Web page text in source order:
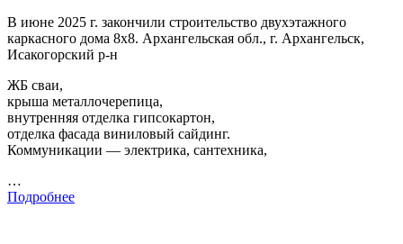
В июне 2025 г. закончили строительство двухэтажного
каркасного дома 8х8. Архангельская обл., г. Архангельск,
Исакогорский р-н
ЖБ сваи,
крыша металлочерепица,
внутренняя отделка гипсокартон,
отделка фасада виниловый сайдинг.
Коммуникации — электрика, сантехника,
…
Подробнее